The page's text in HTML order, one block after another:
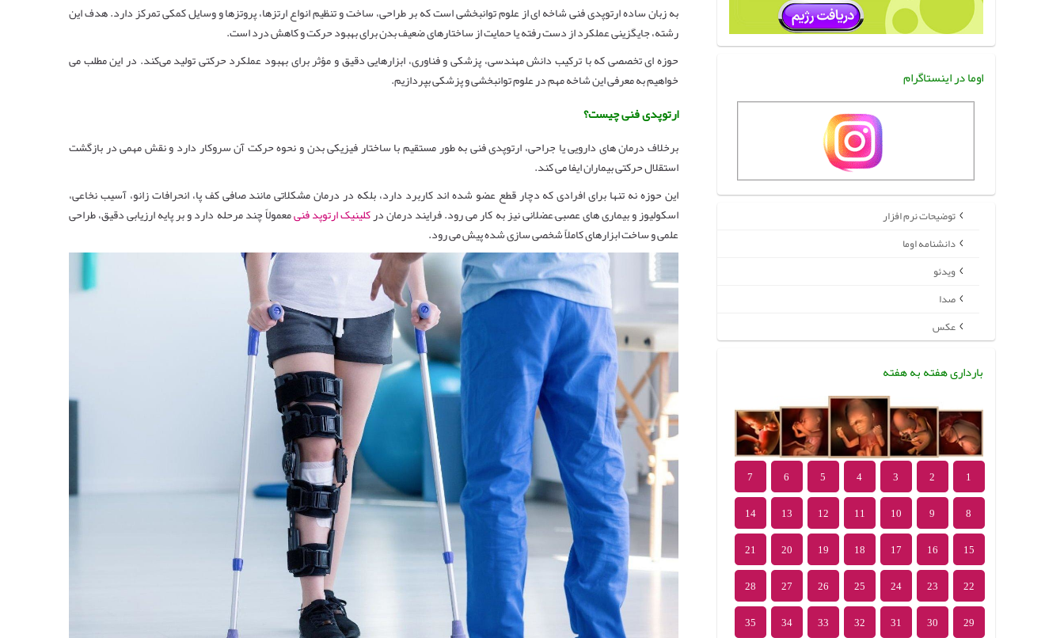
به زبان ساده ارتوپدی فنی شاخه ‌ای از علوم توانبخشی است که بر طراحی، ساخت و تنظیم انواع ارتزها، پروتزها و وسایل کمکی تمرکز دارد. هدف این
رشته، جایگزینی عملکرد از دست ‌رفته یا حمایت از ساختارهای ضعیف بدن برای بهبود حرکت و کاهش درد است.
حوزه ‌ای تخصصی که با ترکیب دانش مهندسی، پزشکی و فناوری، ابزارهایی دقیق و مؤثر برای بهبود عملکرد حرکتی تولید می‌کند. در این مطلب می
خواهیم به معرفی این شاخه مهم در علوم توانبخشی و پزشکی بپردازیم.
ارتوپدی فنی چیست؟
برخلاف درمان ‌های دارویی یا جراحی، ارتوپدی فنی به‌ طور مستقیم با ساختار فیزیکی بدن و نحوه حرکت آن سروکار دارد و نقش مهمی در بازگشت
استقلال حرکتی بیماران ایفا می‌ کند.
این حوزه نه‌ تنها برای افرادی که دچار قطع عضو شده ‌اند کاربرد دارد، بلکه در درمان مشکلاتی مانند صافی کف پا، انحرافات زانو، آسیب نخاعی،
اسکولیوز و بیماری ‌های عصبی–عضلانی نیز به ‌کار می ‌رود. فرایند درمان درکلینیک ارتوپد فنیمعمولاً چند مرحله دارد و بر پایه ارزیابی دقیق، طراحی
علمی و ساخت ابزارهای کاملاً شخصی ‌سازی ‌شده پیش می ‌رود.
اوما در اینستاگرام
توضیحات نرم افزار
دانشنامه اوما
ویدئو
صدا
عکس
بارداری هفته به هفته
1
2
3
4
5
6
7
8
9
10
11
12
13
14
15
16
17
18
19
20
21
22
23
24
25
26
27
28
29
30
31
32
33
34
35